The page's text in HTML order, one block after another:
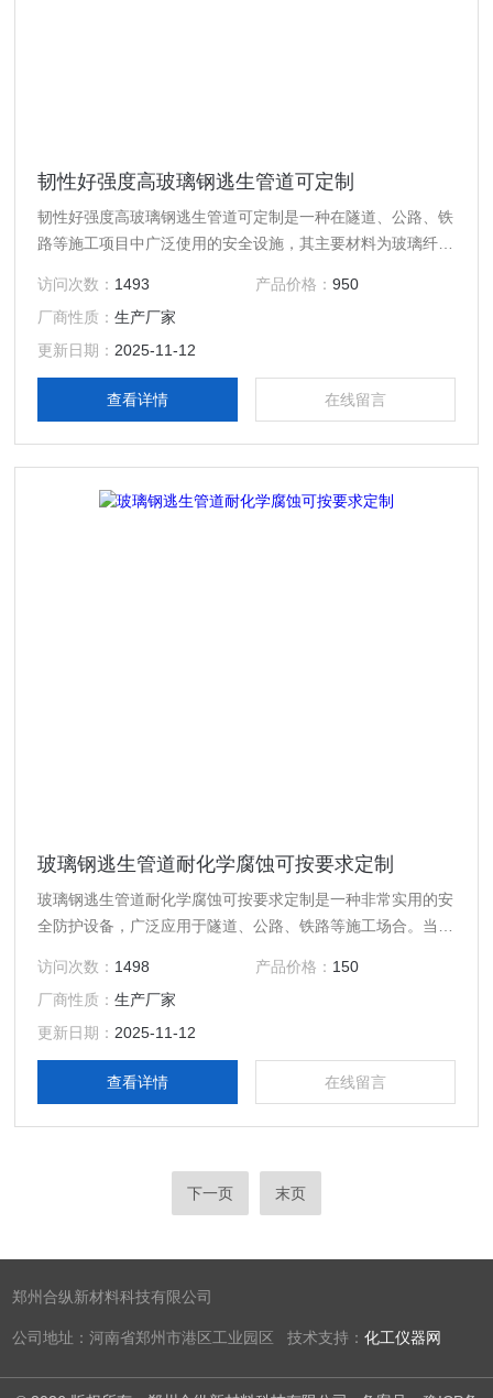
韧性好强度高玻璃钢逃生管道可定制
韧性好强度高玻璃钢逃生管道可定制是一种在隧道、公路、铁
路等施工项目中广泛使用的安全设施，其主要材料为玻璃纤维
访问次数： 1493 产品价格： 950
厂商性质：生产厂家
更新日期： 2025-11-12
查看详情 在线留言
玻璃钢逃生管道耐化学腐蚀可按要求定制
玻璃钢逃生管道耐化学腐蚀可按要求定制是一种非常实用的安
全防护设备，广泛应用于隧道、公路、铁路等施工场合。当这
为抢险救援提供很大保障。
访问次数： 1498 产品价格： 150
厂商性质：生产厂家
更新日期： 2025-11-12
查看详情 在线留言
下一页 末页
郑州合纵新材料科技有限公司
公司地址：河南省郑州市港区工业园区 技术支持：化工仪器网